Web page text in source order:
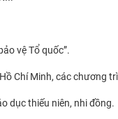
vệ Tổ quốc”.
Chí Minh, các chương
dục thiếu niên, nhi đồng.